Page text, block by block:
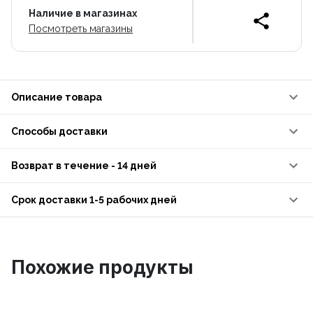
Наличие в магазинах
Посмотреть магазины
Описание товара
Способы доставки
Возврат в течение - 14 дней
Срок доставки 1-5 рабочих дней
Похожие продукты